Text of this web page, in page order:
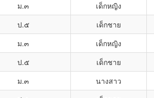
ม.๓ เด็กหญิง
ป.๕ เด็กชาย
ม.๓ เด็กหญิง
ป.๕ เด็กชาย
ม.๓ นางสาว